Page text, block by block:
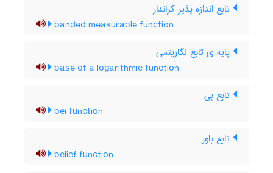
تابع اندازه پذیر کراندار
banded measurable function
پایه ی تابع لگاریتمی
base of a logarithmic function
تابع بی
bei function
تابع باور
belief function